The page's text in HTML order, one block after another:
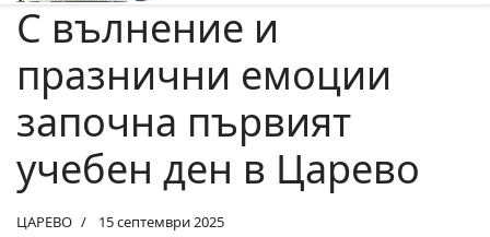
С вълнение и
празнични емоции
започна първият
учебен ден в Царево
ЦАРЕВО 15 септември 2025